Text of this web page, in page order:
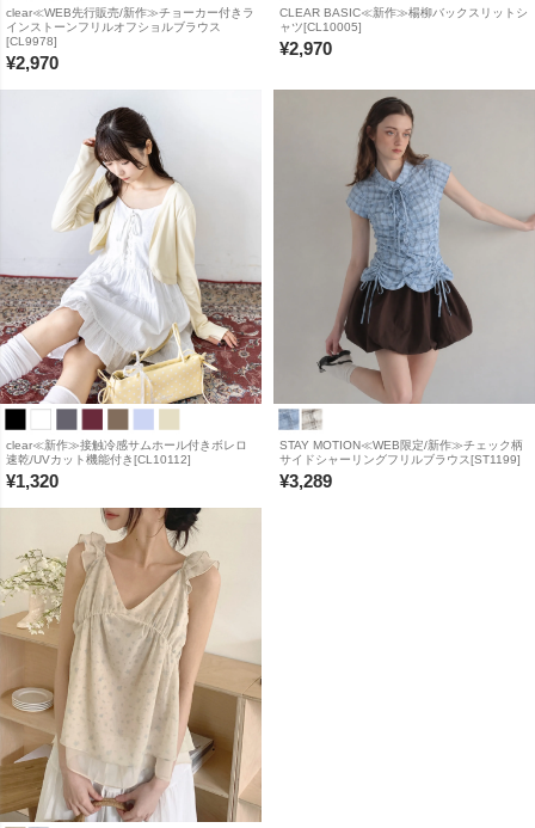
clear≪WEB先行販売/新作≫チョーカー付きラ
インストーンフリルオフショルブラウス
[CL9978]
¥2,970
CLEAR BASIC≪新作≫楊柳バックスリットシ
ャツ[CL10005]
¥2,970
clear≪新作≫接触冷感サムホール付きボレロ
速乾/UVカット機能付き[CL10112]
¥1,320
STAY MOTION≪WEB限定/新作≫チェック柄
サイドシャーリングフリルブラウス[ST1199]
¥3,289